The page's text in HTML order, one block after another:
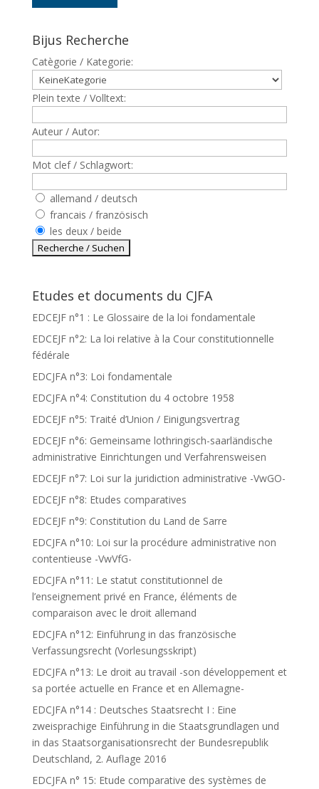
Bijus Recherche
Catègorie / Kategorie:
Plein texte / Volltext:
Auteur / Autor:
Mot clef / Schlagwort:
allemand / deutsch
francais / französisch
les deux / beide
Etudes et documents du CJFA
EDCEJF n°1 : Le Glossaire de la loi fondamentale
EDCEJF n°2: La loi relative à la Cour constitutionnelle
fédérale
EDCJFA n°3: Loi fondamentale
EDCJFA n°4: Constitution du 4 octobre 1958
EDCEJF n°5: Traité d’Union / Einigungsvertrag
EDCEJF n°6: Gemeinsame lothringisch-saarländische
administrative Einrichtungen und Verfahrensweisen
EDCEJF n°7: Loi sur la juridiction administrative -VwGO-
EDCEJF n°8: Etudes comparatives
EDCEJF n°9: Constitution du Land de Sarre
EDCJFA n°10: Loi sur la procédure administrative non
contentieuse -VwVfG-
EDCJFA n°11: Le statut constitutionnel de
l’enseignement privé en France, éléments de
comparaison avec le droit allemand
EDCJFA n°12: Einführung in das französische
Verfassungsrecht (Vorlesungsskript)
EDCJFA n°13: Le droit au travail -son développement et
sa portée actuelle en France et en Allemagne-
EDCJFA n°14 : Deutsches Staatsrecht I : Eine
zweisprachige Einführung in die Staatsgrundlagen und
in das Staatsorganisationsrecht der Bundesrepublik
Deutschland, 2. Auflage 2016
EDCJFA n° 15: Etude comparative des systèmes de